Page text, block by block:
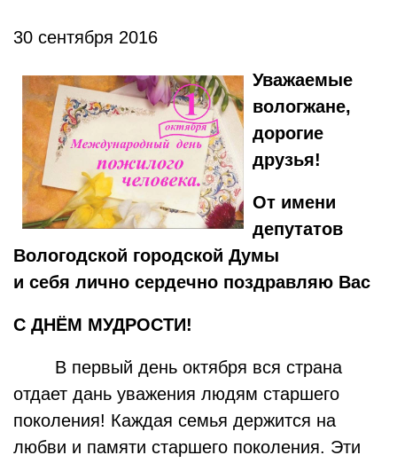
30 сентября 2016
Уважаемые
вологжане,
дорогие
друзья!
От имени
депутатов
Вологодской городской Думы
и себя лично сердечно поздравляю Вас
С ДНЁМ МУДРОСТИ!
В первый день октября вся страна
отдает дань уважения людям старшего
поколения! Каждая семья держится на
любви и памяти старшего поколения. Эти